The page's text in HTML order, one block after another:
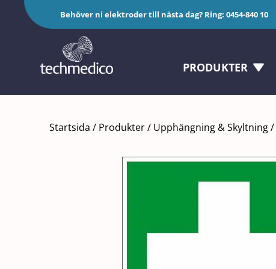
Fortsätt
Behöver ni elektroder till nästa dag? Ring:0454-840 10
PRODUKTER
Startsida / Produkter/ Upphängning & Skyltning/